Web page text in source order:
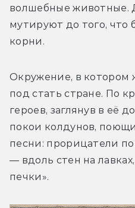
волшебные животные.
мутируют до того, что
корни.
Окружение, в котором
под стать стране. По
героев, заглянув в её
покои колдунов,
песни: прорицатели
— вдоль стен на
печки».